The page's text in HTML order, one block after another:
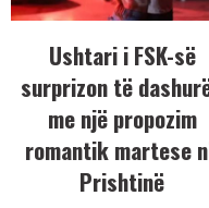
Ushtari i FSK-së
surprizon të
me një propozim
romantik martese
Prishtinë